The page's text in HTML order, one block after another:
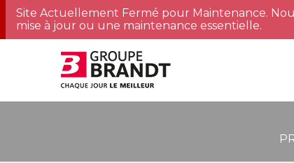
Site Actuellement Fermé pour Maintenance.
mise à jour ou une maintenance essentielle.